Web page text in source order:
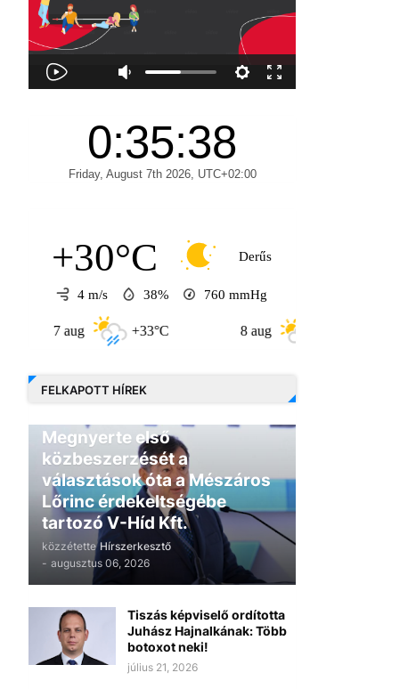
+30°C Derűs
4 m/s 38% 760 mmHg
+33°C +31°C
FELKAPOTT HÍREK
Megnyerte első
közbeszerzését a
választások óta a Mészáros
Lőrinc érdekeltségébe
tartozó V-Híd Kft.
közzétette Hírszerkesztő
- augusztus 06, 2026
Tiszás képviselő ordította
Juhász Hajnalkának: Több
botoxot neki!
július 21, 2026